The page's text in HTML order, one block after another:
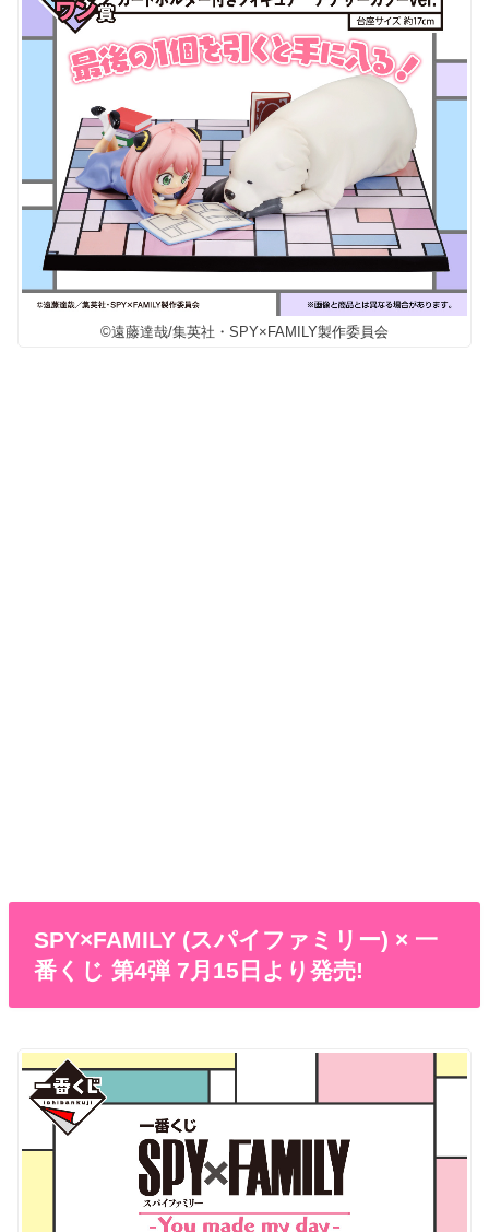
©遠藤達哉/集英社・SPY×FAMILY製作委員会
SPY×FAMILY (スパイファミリー) × 一
番くじ 第4弾 7月15日より発売!